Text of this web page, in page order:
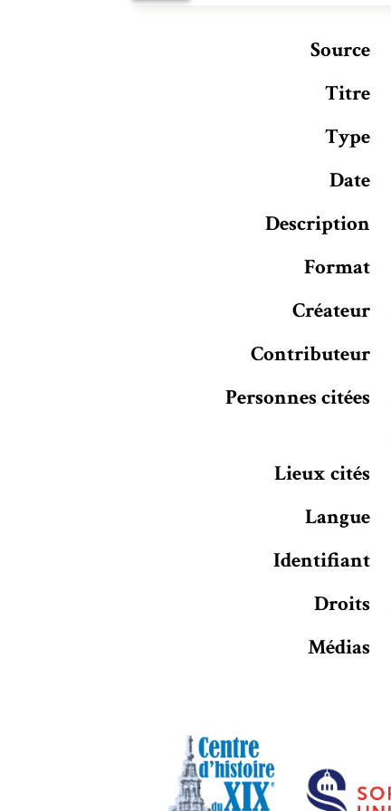
Source
Titre
Type
Date
Description
Format
Créateur
Contributeur
Personnes citées
Lieux cités
Langue
Identifiant
Droits
Médias